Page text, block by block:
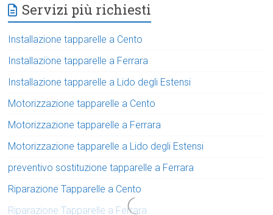
Servizi più richiesti
Installazione tapparelle a Cento
Installazione tapparelle a Ferrara
Installazione tapparelle a Lido degli Estensi
Motorizzazione tapparelle a Cento
Motorizzazione tapparelle a Ferrara
Motorizzazione tapparelle a Lido degli Estensi
preventivo sostituzione tapparelle a Ferrara
Riparazione Tapparelle a Cento
Riparazione Tapparelle a Ferrara